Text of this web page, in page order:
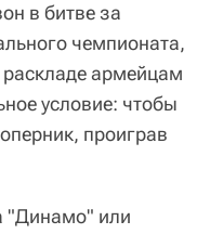
в битве за
чемпионата,
армейцам
условие: чтобы
проиграв
"Динамо" или